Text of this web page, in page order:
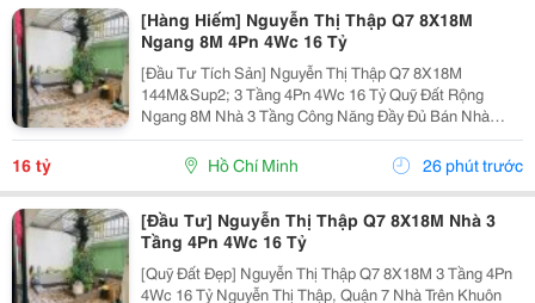
[Hàng Hiếm] Nguyễn Thị Thập Q7 8X18M
Ngang 8M 4Pn 4Wc 16 Tỷ
[Đầu Tư Tích Sản] Nguyễn Thị Thập Q7 8X18M
144M&Sup2; 3 Tầng 4Pn 4Wc 16 Tỷ Quỹ Đất Rộng
Ngang 8M Nhà 3 Tầng Công Năng Đầy Đủ Bán Nhà
Nguyễn Thị Thập, Quận 7 Khuôn Đất 8X18M, Tổng Diện
Tích 144M&Sup2; Ngang 8M Kết Cấu 3 Tầng 4 Phòng
Ngủ &Ndash; 4...
16 tỷ Hồ Chí Minh 26 phút trước
[Đầu Tư] Nguyễn Thị Thập Q7 8X18M Nhà 3
Tầng 4Pn 4Wc 16 Tỷ
[Quỹ Đất Đẹp] Nguyễn Thị Thập Q7 8X18M 3 Tầng 4Pn
4Wc 16 Tỷ Nguyễn Thị Thập, Quận 7 Nhà Trên Khuôn